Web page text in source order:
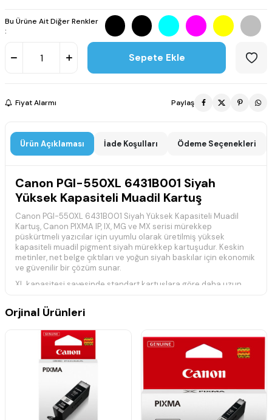
Bu Ürüne Ait Diğer Renkler
:
Sepete Ekle
Fiyat Alarmı Paylaş
Ürün Açıklaması İade Koşulları Ödeme Seçenekleri
Canon PGI-550XL 6431B001 Siyah
Yüksek Kapasiteli Muadil Kartuş
Canon PGI-550XL 6431B001 Siyah Yüksek Kapasiteli Muadil
Kartuş, Canon PIXMA IP, IX, MG ve MX serisi mürekkep
püskürtmeli yazıcılar için uyumlu olarak üretilmiş yüksek
kapasiteli muadil pigment siyah mürekkep kartuşudur. Keskin
metinler, net belge çıktıları ve yoğun siyah baskılar için ekonomik
ve güvenilir bir çözüm sunar.
XL kapasitesi sayesinde standart kartuşlara göre daha uzun
baskılarında yüksek performans sunar. Pigment bazlı siyah
mürekkebi sayesinde daha belirgin ve dayanıklı baskılar elde
Teknik Özellikler
Ürün Kodu:Canon PGI-550XL / 6431B001
Yüksek Kapasiteli Muadil Mürekkep Kartuşu
Siyah (Pigment Black)
Baskı Teknolojisi:Mürekkep Püskürtmeli (Inkjet)
Orjinal Ürünleri